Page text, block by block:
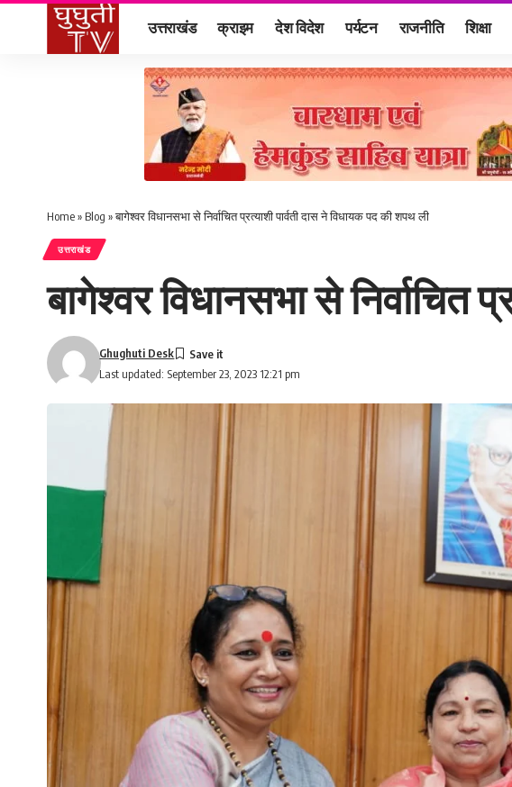
उत्तराखंड क्राइम देश विदेश पर्यटन राजनीति शिक्षा
Home» Blog »बागेश्वर विधानसभा से निर्वाचित प्रत्याशी पार्वती दास ने विधायक पद की शपथ ली
उत्तराखंड
बागेश्वर विधानसभा से निर्वाचित
Last updated: September 23, 2023 12:21 pm
Ghughuti Desk